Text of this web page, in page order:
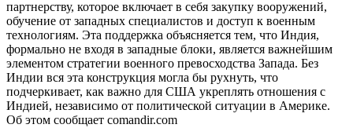
партнерству, которое включает в себя закупку вооружений,
обучение от западных специалистов и доступ к военным
технологиям. Эта поддержка объясняется тем, что Индия,
формально не входя в западные блоки, является важнейшим
элементом стратегии военного превосходства Запада. Без
Индии вся эта конструкция могла бы рухнуть, что
подчеркивает, как важно для США укреплять отношения с
Индией, независимо от политической ситуации в Америке.
Об этом сообщает comandir.com